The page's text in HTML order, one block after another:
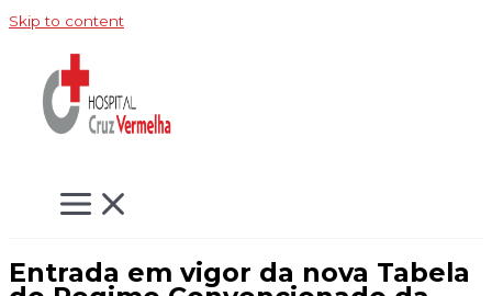
Skip to content
Entrada em vigor da nova Tabela